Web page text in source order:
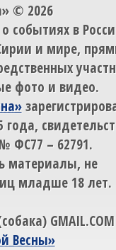
© 2026
событиях в
и мире,
фото и видео.
года,
ФС77 – 62791.
материалы, не
младше 18 лет.
GMAIL.COM
Весны»